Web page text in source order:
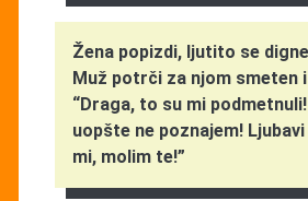
Žena popizdi, ljutito se
Muž potrči za njom smeten
“Draga, to su mi
uopšte ne poznajem!
mi, molim te!”